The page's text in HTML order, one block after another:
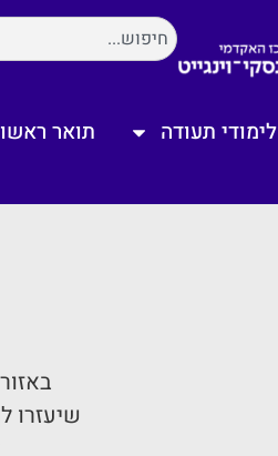
לימודי תעודה תואר
שיעזרו